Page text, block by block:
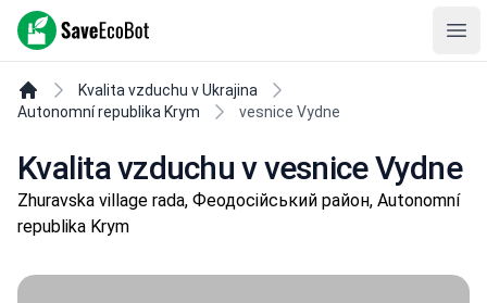
SaveEcoBot
Kvalita vzduchu v Ukrajina
Autonomní republika Krym
vesnice Vydne
Kvalita vzduchu v vesnice Vydne
Zhuravska village rada, Феодосійський район, Autonomní
republika Krym